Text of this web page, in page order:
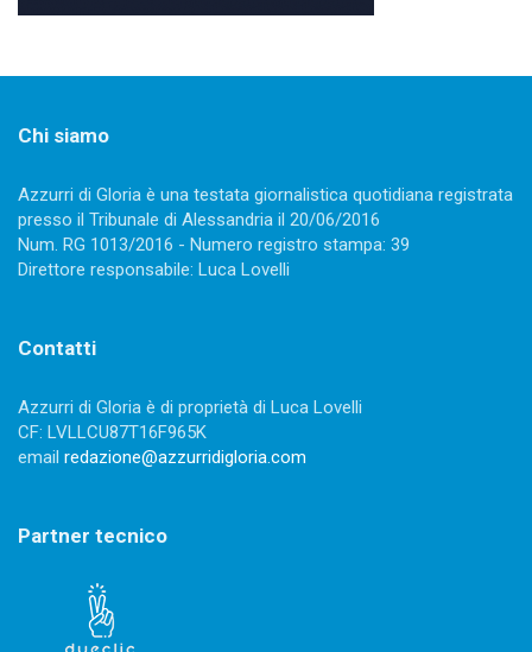
Chi siamo
Azzurri di Gloria è una testata giornalistica quotidiana registrata
presso il Tribunale di Alessandria il 20/06/2016
Num. RG 1013/2016 - Numero registro stampa: 39
Direttore responsabile: Luca Lovelli
Contatti
Azzurri di Gloria è di proprietà di Luca Lovelli
CF: LVLLCU87T16F965K
email redazione@azzurridigloria.com
Partner tecnico